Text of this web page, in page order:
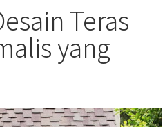
Teras
yang